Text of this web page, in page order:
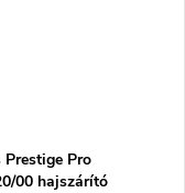
Prestige Pro
00 hajszárító